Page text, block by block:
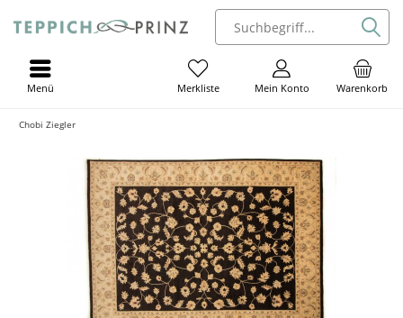
Warenkorb
Mein Konto
Merkliste
Menü
Chobi Ziegler